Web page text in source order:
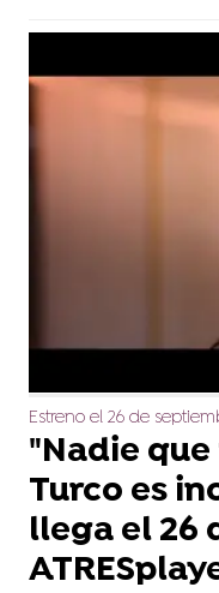
Estreno el 26 de
"Nadie
Turco es
llega el 26